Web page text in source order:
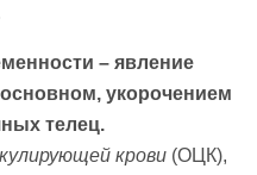
– явление
укорочением
телец.
крови (ОЦК),